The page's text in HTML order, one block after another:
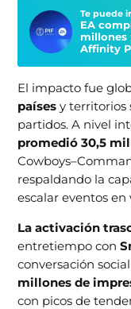
Te puede
EA
millones
Affinity
El impacto fue
países y territorios
partidos. A nivel
promedió 30,5
respaldando la
escalar eventos
La activación
entretiempo con
conversación
millones de
con picos de